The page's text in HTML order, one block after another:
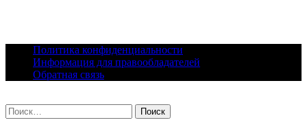
content
Политика конфиденциальности
Информация для правообладателей
Обратная связь
Найти: